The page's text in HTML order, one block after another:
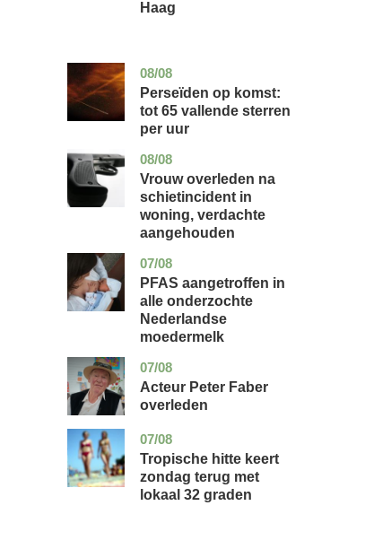
Haag
08/08
utrecht
nieuws
Perseïden op komst:
tot 65 vallende sterren
per uur
08/08
zuid-
holland
nieuws
Vrouw overleden na
schietincident in
woning, verdachte
aangehouden
07/08
utrecht
gezondheid
PFAS aangetroffen in
alle onderzochte
Nederlandse
moedermelk
07/08
noord-
holland
glossy
Acteur Peter Faber
overleden
07/08
utrecht
nieuws
Tropische hitte keert
zondag terug met
lokaal 32 graden